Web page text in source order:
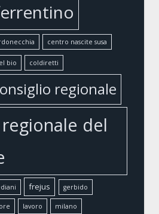
centro nascite susa
bio coldiretti
regionale
del
frejus gerbido
lavoro milano